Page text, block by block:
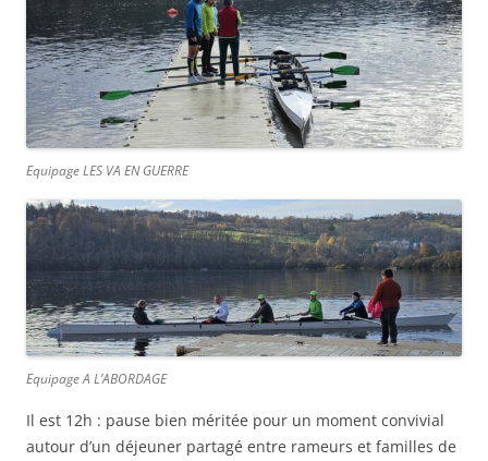
Equipage LES VA EN GUERRE
Equipage A L’ABORDAGE
Il est 12h : pause bien méritée pour un moment convivial
autour d’un déjeuner partagé entre rameurs et familles de